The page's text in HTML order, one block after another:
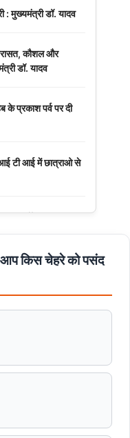
: मुख्यमंत्री डॉ. यादव
कौशल और
डॉ. यादव
के प्रकाश पर्व पर दी
आई टी आई में छात्राओ से
पर किया नमन
की पुण्यतिथि पर की
किस चेहरे को पसंद